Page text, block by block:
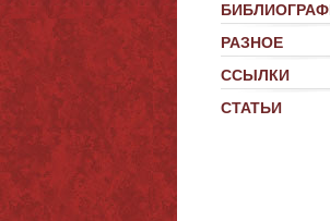
РАЗНОЕ
ССЫЛКИ
СТАТЬИ